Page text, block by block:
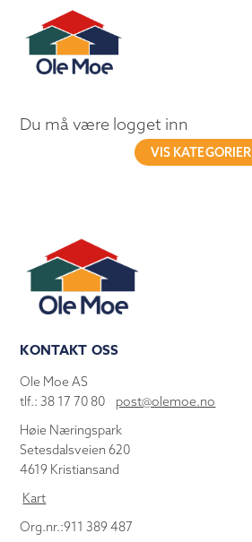
Du må være logget inn
VIS KATEGORIER
KONTAKT OSS
Ole Moe AS
tlf.: 38 17 70 80 post@olemoe.no
Høie Næringspark
Setesdalsveien 620
4619 Kristiansand
Kart
Org.nr.:911 389 487